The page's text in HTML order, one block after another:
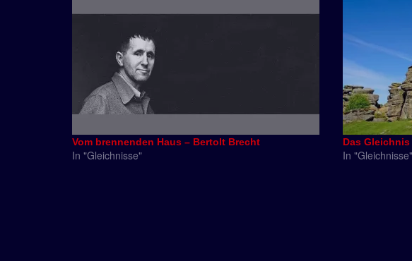
Vom brennenden Haus – Bertolt Brecht
In "Gleichnisse"
Das
In "Gleichnisse"